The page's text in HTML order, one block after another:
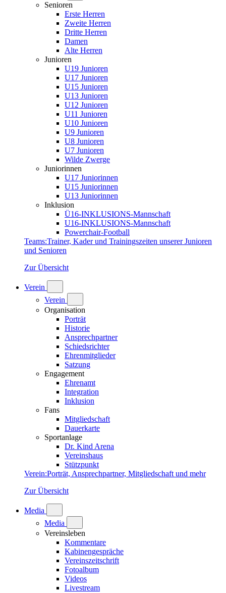
Senioren
Erste Herren
Zweite Herren
Dritte Herren
Damen
Alte Herren
Junioren
U19 Junioren
U17 Junioren
U15 Junioren
U13 Junioren
U12 Junioren
U11 Junioren
U10 Junioren
U9 Junioren
U8 Junioren
U7 Junioren
Wilde Zwerge
Juniorinnen
U17 Juniorinnen
U15 Juniorinnen
U13 Juniorinnen
Inklusion
Ü16-INKLUSIONS-Mannschaft
U16-INKLUSIONS-Mannschaft
Powerchair-Football
Teams:Trainer, Kader und Trainingszeiten unserer Junioren
und Senioren
Zur Übersicht
Verein
Verein
Organisation
Porträt
Historie
Ansprechpartner
Schiedsrichter
Ehrenmitglieder
Satzung
Engagement
Ehrenamt
Integration
Inklusion
Fans
Mitgliedschaft
Dauerkarte
Sportanlage
Dr. Kind Arena
Vereinshaus
Stützpunkt
Verein:Porträt, Ansprechpartner, Mitgliedschaft und mehr
Zur Übersicht
Media
Media
Vereinsleben
Kommentare
Kabinengespräche
Vereinszeitschrift
Fotoalbum
Videos
Livestream